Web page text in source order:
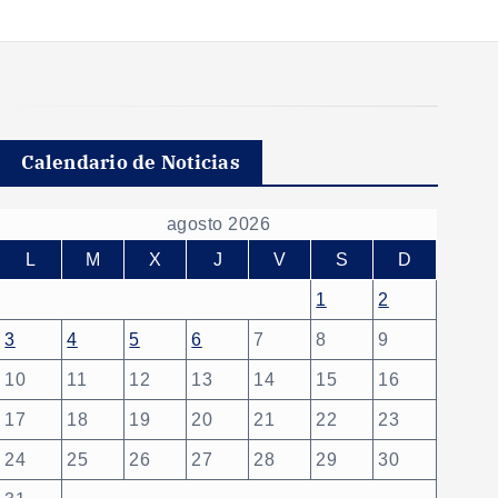
Calendario de Noticias
agosto 2026
L
M X J V S D
1 2
3 4 5 6 7 8 9
10 11 12 13 14 15 16
17 18 19 20 21 22 23
24 25 26 27 28 29 30